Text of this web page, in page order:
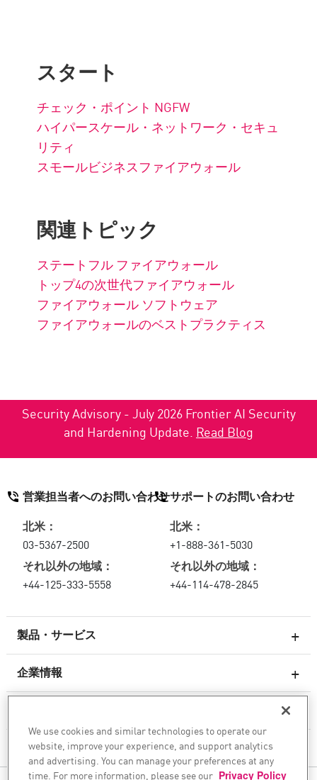
スタート
チェック・ポイント NGFW
ハイパースケール・ネットワーク・セキュ
リティ
スモールビジネスファイアウォール
関連トピック
ステートフル ファイアウォール
トップ4の次世代ファイアウォール
ファイアウォール ソフトウェア
ファイアウォールのベストプラクティス
Security Advisory - July 2026 Frontier AI Security
and Hardening Update. Read Blog
製品・サービス
次世代ファイアウォール
クラウド向けのネットワーク セキュリティ
WAF
企業情報
企業情報
営業担当者へのお問い合わせ
北米：
03-5367-2500
それ以外の地域：
+44-125-333-5558
サポートのお問い合わせ
北米：
+1-888-361-5030
それ以外の地域：
+44-114-478-2845
We use cookies and similar technologies to operate our
website, improve your experience, and support analytics
and advertising. You can manage your preferences at any
time. For more information, please see our Privacy Policy